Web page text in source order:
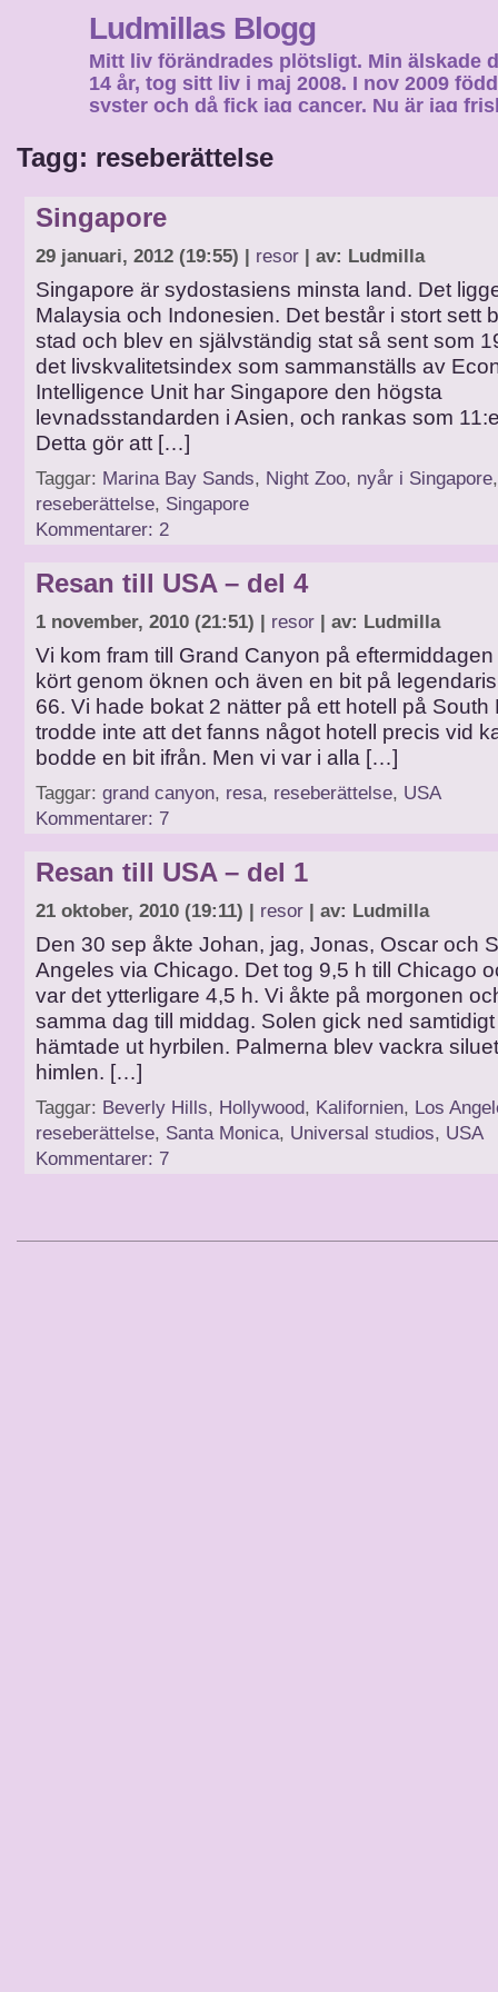
Ludmillas Blogg
Mitt liv förändrades plötsligt. Min älskade
14 år, tog sitt liv i maj 2008. I nov 2009
syster och då fick jag cancer. Nu är jag
Tagg: reseberättelse
Singapore
29 januari, 2012 (19:55) | resor | av: Ludmilla
Singapore är sydostasiens minsta land. Det
Malaysia och Indonesien. Det består i stort sett
stad och blev en självständig stat så sent som
det livskvalitetsindex som sammanställs av
Intelligence Unit har Singapore den högsta
levnadsstandarden i Asien, och rankas som
Detta gör att […]
Taggar: Marina Bay Sands, Night Zoo, nyår i Singapore
reseberättelse, Singapore
Kommentarer: 2
Resan till USA – del 4
1 november, 2010 (21:51) | resor | av: Ludmilla
Vi kom fram till Grand Canyon på
kört genom öknen och även en bit på
66. Vi hade bokat 2 nätter på ett hotell på South
trodde inte att det fanns något hotell precis vid
bodde en bit ifrån. Men vi var i alla […]
Taggar: grand canyon, resa, reseberättelse, USA
Kommentarer: 7
Resan till USA – del 1
21 oktober, 2010 (19:11) | resor | av: Ludmilla
Den 30 sep åkte Johan, jag, Jonas, Oscar och
Angeles via Chicago. Det tog 9,5 h till Chicago
var det ytterligare 4,5 h. Vi åkte på morgonen
samma dag till middag. Solen gick ned
hämtade ut hyrbilen. Palmerna blev vackra
himlen. […]
Taggar: Beverly Hills, Hollywood, Kalifornien, Los
reseberättelse, Santa Monica, Universal studios, USA
Kommentarer: 7